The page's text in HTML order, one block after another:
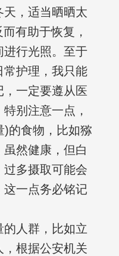
，适当晒晒太
有助于恢复，
行光照。至于
护理，我只能
一定要遵从医
别注意一点，
)的食物，比如猕
然健康，但白
多摄取可能会
一点务必铭记
人群，比如立
根据公安机关